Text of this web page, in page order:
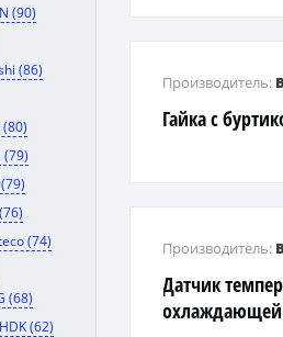
(90)
(86)
(79)
(74)
(68)
HDK (62)
Гайка с
Производитель:
Датчик
охлаждающей
Производитель: